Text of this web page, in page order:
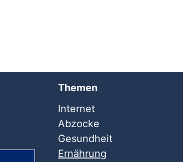
Themen
Internet
Abzocke
Gesundheit
Ernährung